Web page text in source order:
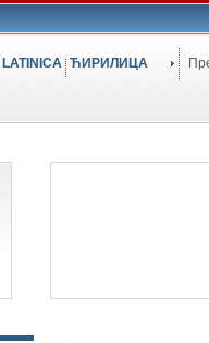
LATINICA ЋИРИЛИЦА